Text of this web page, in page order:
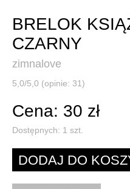
BRELOK
CZARNY
zimnalove
5,0/5,0 (opinie: 31)
Cena: 30 zł
Dostępnych: 1 szt.